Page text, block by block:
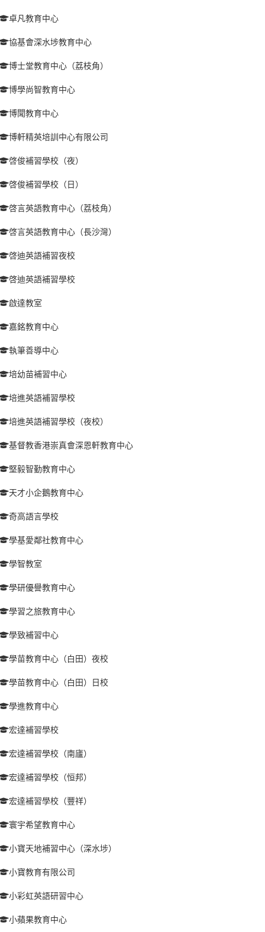
卓凡教育中心
協基會深水埗教育中心
博士堂教育中心（荔枝角）
博學尚智教育中心
博聞教育中心
博軒精英培訓中心有限公司
啓俊補習學校（夜）
啓俊補習學校（日）
啓言英語教育中心（荔枝角）
啓言英語教育中心（長沙灣）
啓迪英語補習夜校
啓迪英語補習學校
啟達教室
嘉銘教育中心
執筆善導中心
培幼苗補習中心
培進英語補習學校
培進英語補習學校（夜校）
基督教香港崇真會深恩軒教育中心
堅毅智勤教育中心
天才小企鵝教育中心
奇高語言學校
學基愛鄰社教育中心
學智教室
學研優譽教育中心
學習之旅教育中心
學致補習中心
學苗教育中心（白田）夜校
學苗教育中心（白田）日校
學進教育中心
宏達補習學校
宏達補習學校（南廬）
宏達補習學校（恒邦）
宏達補習學校（豐祥）
寰宇希望教育中心
小寶天地補習中心（深水埗）
小寶教育有限公司
小彩虹英語研習中心
小蘋果教育中心